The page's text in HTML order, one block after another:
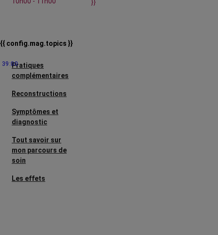
}}
{{ config.mag.topics }}
Pratiques
complémentaires
Reconstructions
Symptômes et
diagnostic
Tout savoir sur
mon parcours de
soin
Les effets
39:00